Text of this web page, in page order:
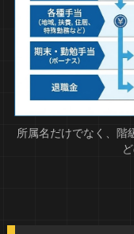
所属名だけでなく、階